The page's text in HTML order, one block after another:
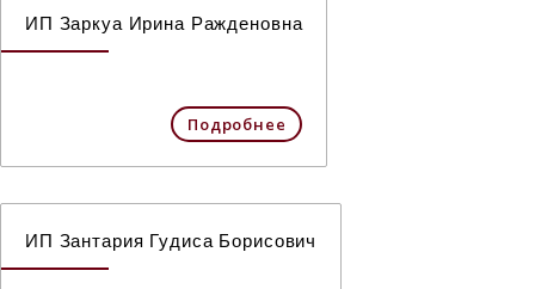
ИП Заркуа Ирина Ражденовна
Подробнее
ИП Зантария Гудиса Борисович